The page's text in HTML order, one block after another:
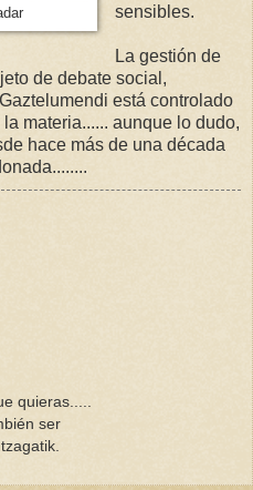
sensibles.
La gestión de
de debate social,
está controlado
materia...... aunque lo dudo,
hace más de una década
quieras.....
ser